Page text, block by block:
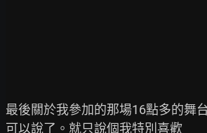
最後關於我參加的那場16點多的舞
可以說了。就只說個我特別喜歡